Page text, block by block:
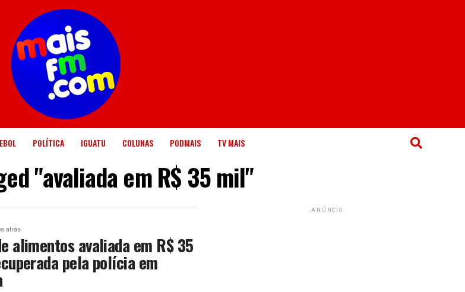
POLÍTICA IGUATU COLUNAS PODMAIS TV MAIS
"avaliada em R$ 35 mil"
atrás
alimentos avaliada em R$ 35
pela polícia em
ANÚNCIO